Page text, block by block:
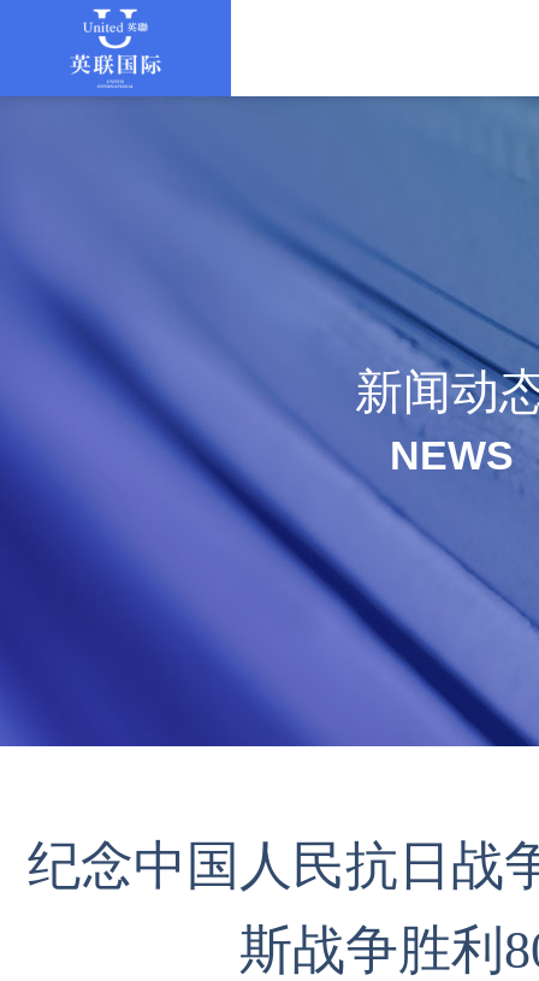
新闻动
NEWS
纪念中国人民抗日战
斯战争胜利